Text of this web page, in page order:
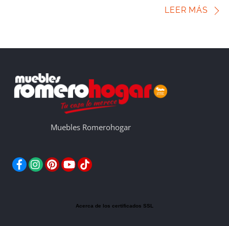
LEER MÁS
Muebles Romerohogar
Facebook
Instagram
PinterestYouTube
TikTok
Acerca de los certificados SSL